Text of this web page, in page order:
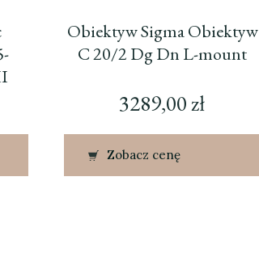
Obiektyw Sigma Obiektyw
C 20/2 Dg Dn L-mount
3289,00zł
Zobacz cenę